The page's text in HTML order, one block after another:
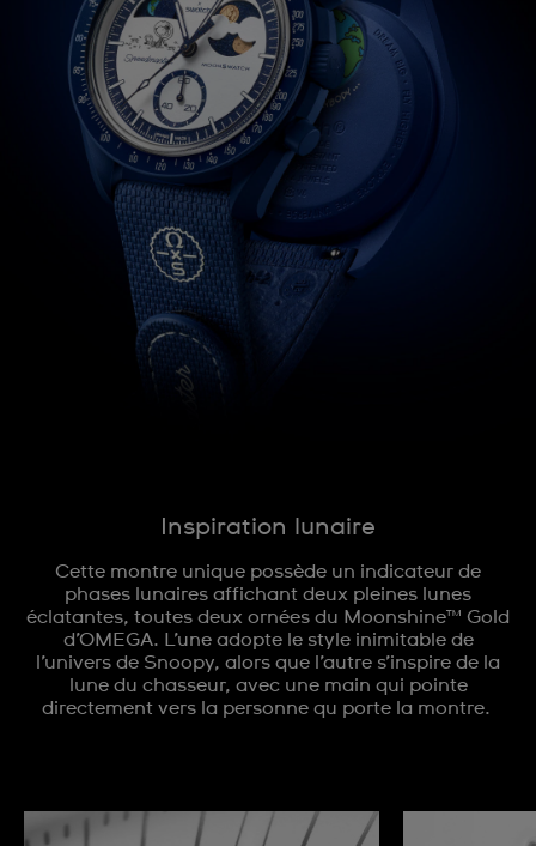
Inspiration lunaire
Cette montre unique possède un indicateur de
phases lunaires affichant deux pleines lunes
éclatantes, toutes deux ornées du Moonshine™ Gold
d’OMEGA. L’une adopte le style inimitable de
l’univers de Snoopy, alors que l’autre s’inspire de la
lune du chasseur, avec une main qui pointe
directement vers la personne qu porte la montre.